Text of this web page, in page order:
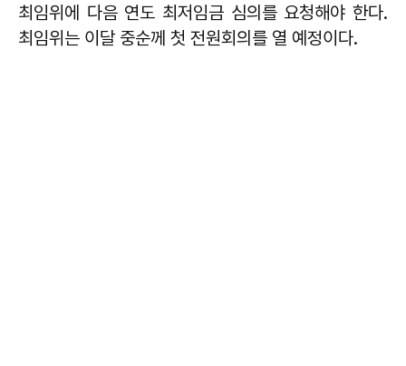
최임위에 다음 연도 최저임금 심의를 요청해야 한다.
최임위는 이달 중순께 첫 전원회의를 열 예정이다.